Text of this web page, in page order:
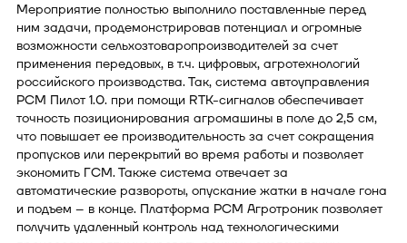
Мероприятие полностью выполнило поставленные перед
ним задачи, продемонстрировав потенциал и огромные
возможности сельхозтоваропроизводителей за счет
применения передовых, в т.ч. цифровых, агротехнологий
российского производства. Так, система автоуправления
РСМ Пилот 1.0. при помощи RТК-сигналов обеспечивает
точность позиционирования агромашины в поле до 2,5 см,
что повышает ее производительность за счет сокращения
пропусков или перекрытий во время работы и позволяет
экономить ГСМ. Также система отвечает за
автоматические развороты, опускание жатки в начале гона
и подъем – в конце. Платформа РСМ Агротроник позволяет
получить удаленный контроль над технологическими